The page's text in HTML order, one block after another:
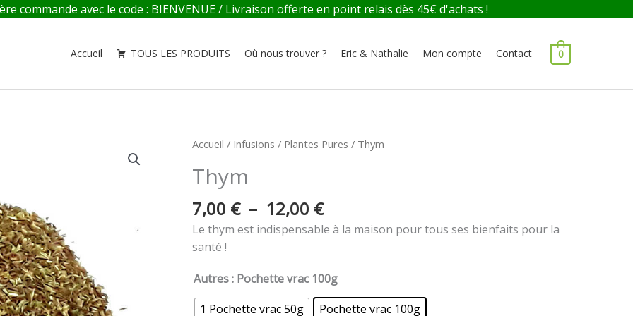
commande avec le code : BIENVENUE / Livraison offerte en point relais dès 45€ d'achats !
Accueil TOUS LES PRODUITS Où nous trouver ? Eric & Nathalie Mon compte Contact 0
Accueil / Infusions / Plantes Pures / Thym
Thym
7,00 € – 12,00 €
Plage
7,00 €
à
12,00 €
Le thym est indispensable à la maison pour tous ses bienfaits pour la
santé !
Autres: Pochette vrac 100g
1 Pochette vrac 50g
Pochette vrac 100g
quantité
Thym